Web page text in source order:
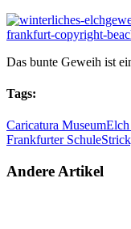
Das bunte Geweih ist
Tags:
Caricatura Museum
Frankfurter Schule
Andere Artikel